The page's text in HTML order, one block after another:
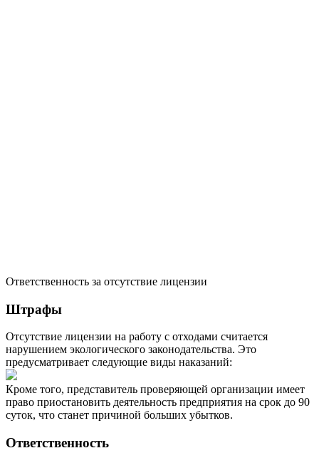
Ответственность за отсутствие лицензии
Штрафы
Отсутствие лицензии на работу с отходами считается
нарушением экологического законодательства. Это
предусматривает следующие виды наказаний:
Кроме того, представитель проверяющей организации имеет
право приостановить деятельность предприятия на срок до 90
суток, что станет причиной больших убытков.
Ответственность